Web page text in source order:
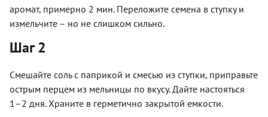
аромат, примерно 2 мин. Переложите семена в ступку и
измельчите – но не слишком сильно.
Шаг 2
Смешайте соль с паприкой и смесью из ступки, приправьте
острым перцем из мельницы по вкусу. Дайте настояться
1–2 дня. Храните в герметично закрытой емкости.